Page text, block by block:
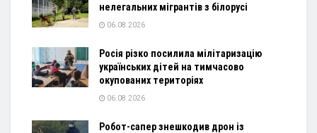
нелегальних мігрантів з білорусі
06.08.2026
Росія різко посилила мілітаризацію
українських дітей на тимчасово
окупованих територіях
06.08.2026
Робот-сапер знешкодив дрон із